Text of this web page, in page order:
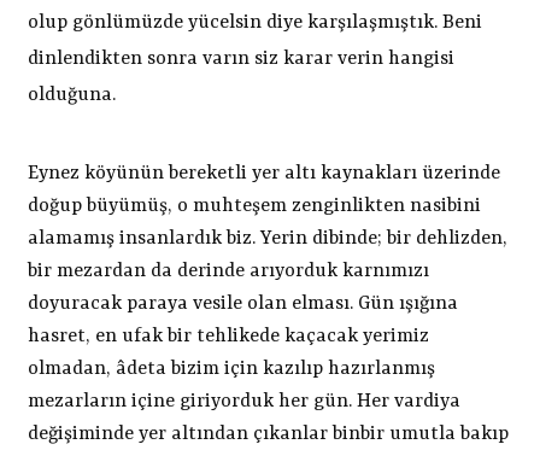
olup gönlümüzde yücelsin diye karşılaşmıştık. Beni
dinlendikten sonra varın siz karar verin hangisi
olduğuna.
Eynez köyünün bereketli yer altı kaynakları üzerinde
doğup büyümüş, o muhteşem zenginlikten nasibini
alamamış insanlardık biz. Yerin dibinde; bir dehlizden,
bir mezardan da derinde arıyorduk karnımızı
doyuracak paraya vesile olan elması. Gün ışığına
hasret, en ufak bir tehlikede kaçacak yerimiz
olmadan, âdeta bizim için kazılıp hazırlanmış
mezarların içine giriyorduk her gün. Her vardiya
değişiminde yer altından çıkanlar binbir umutla bakıp